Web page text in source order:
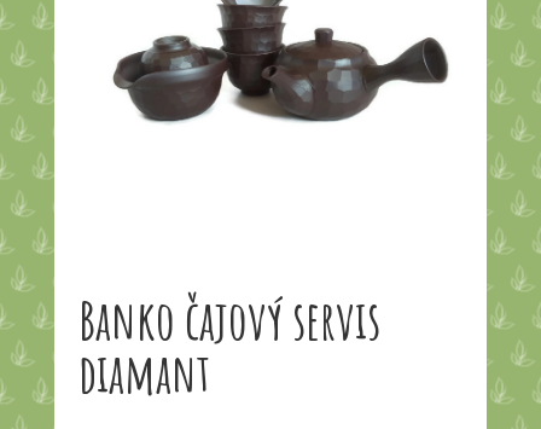
Banko čajový servis
diamant